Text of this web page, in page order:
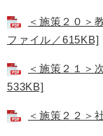
＜施策２０＞
ファイル／615KB]
＜施策２１＞
533KB]
＜施策２２＞